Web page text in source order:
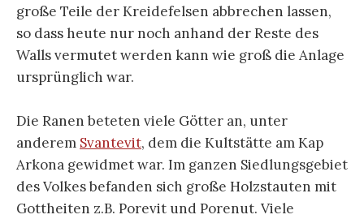
große Teile der Kreidefelsen abbrechen lassen,
so dass heute nur noch anhand der Reste des
Walls vermutet werden kann wie groß die Anlage
ursprünglich war.
Die Ranen beteten viele Götter an, unter
anderem Svantevit, dem die Kultstätte am Kap
Arkona gewidmet war. Im ganzen Siedlungsgebiet
des Volkes befanden sich große Holzstauten mit
Gottheiten z.B. Porevit und Porenut. Viele